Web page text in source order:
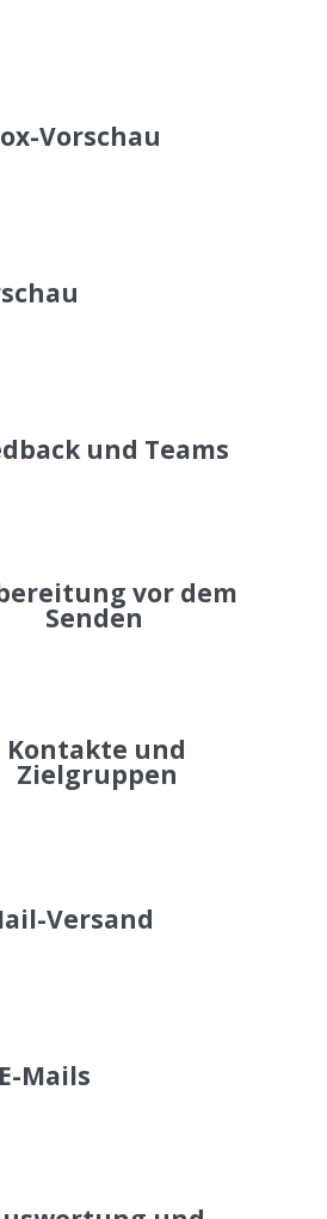
Vorschau
und Teams
vor dem
Senden
Kontakte und
Zielgruppen
Versand
Mails